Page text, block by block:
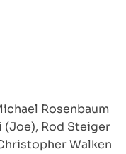
Rosenbaum
(Joe), Rod Steiger
Walken